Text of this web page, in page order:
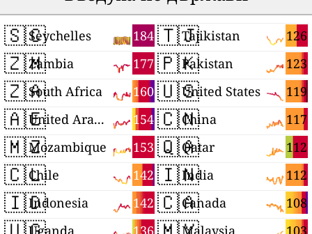
🇸🇨 184
Seychelles
🇿🇲 177
Zambia
🇿🇦 160
South Africa
🇦🇪 154
United Arab Emirates
🇲🇿 153
Mozambique
🇨🇱 142
Chile
🇮🇩 142
Indonesia
136
Uganda
🇹🇯 126
Tajikistan
🇵🇰 123
Pakistan
🇺🇸 119
United States
🇨🇳 117
China
🇶🇦 112
Qatar
🇮🇳 112
India
🇨🇦 108
Canada
103
Malaysia